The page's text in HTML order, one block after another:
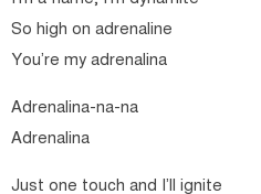
So high on adrenaline
You’re my adrenalina
Adrenalina-na-na
Adrenalina
Just one touch and I’ll ignite